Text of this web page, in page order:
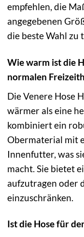
empfehlen, die
angegebenen
die beste Wahl zu
Wie warm ist die
normalen
Die Venere Hose
wärmer als eine
kombiniert ein
Obermaterial mit
Innenfutter, was
macht. Sie bietet
aufzutragen oder
einzuschränken.
Ist die Hose für